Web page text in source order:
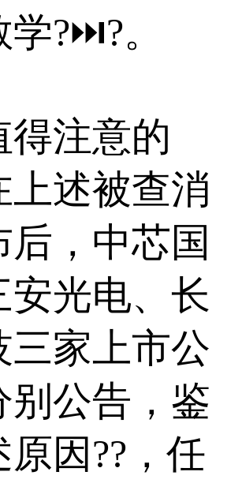
?⏭?。
注意的
上述被查消
后，中芯国
安光电、长
三家上市公
别公告，鉴
因??，任